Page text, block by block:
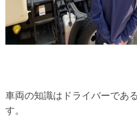
車両の知識はドライバーであ
す。